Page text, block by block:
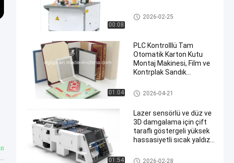
00:08
Box Bubble Pressing Machine
2026-02-25
01:04
PLC Kontrolllü Tam
Otomatik Karton Kutu
Montaj Makinesi, Film ve
Kontrplak Sandık
Paketleme Hattı
Kurulumu İçin
Karton kutu yapımı makine
2026-04-21
01:54
Lazer sensörlü ve düz ve
3D damgalama için çift
taraflı göstergeli yüksek
hassasiyetli sıcak yaldız
Sıcak folyolama damgalama
2026-02-28